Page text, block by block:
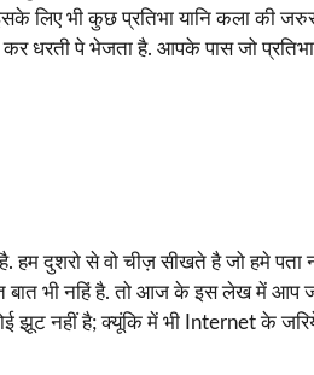
लिए भी कुछ प्रतिभा यानि कला की
कर धरती पे भेजता है. आपके पास जो
दुशरो से वो चीज़ सीखते है जो हमे पता
बात भी नहिं है. तो आज के इस लेख में आप
झूट नहीं है; क्यूंकि में भी Internet के